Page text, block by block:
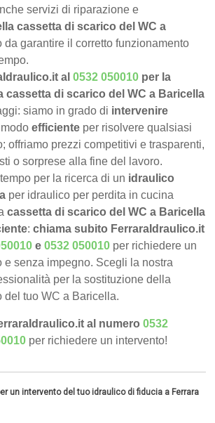
servizi di riparazione e
cassetta di scarico del WC a
da garantire il corretto funzionamento
al0532 050010 per la
cassetta di scarico del WC a Baricella
siamo in grado di intervenire
efficiente per risolvere qualsiasi
offriamo prezzi competitivi e trasparenti,
o sorprese alla fine del lavoro.
per la ricerca di un idraulico
per idraulico per perdita in cucina
cassetta di scarico del WC a Baricella
:chiama subito FerraraIdraulico.it
e0532 050010 per richiedere un
e senza impegno. Scegli la nostra
per la sostituzione della
del tuo WC a Baricella.
al numero0532
per richiedere un intervento!
un intervento del tuo idraulico di fiducia a Ferrara